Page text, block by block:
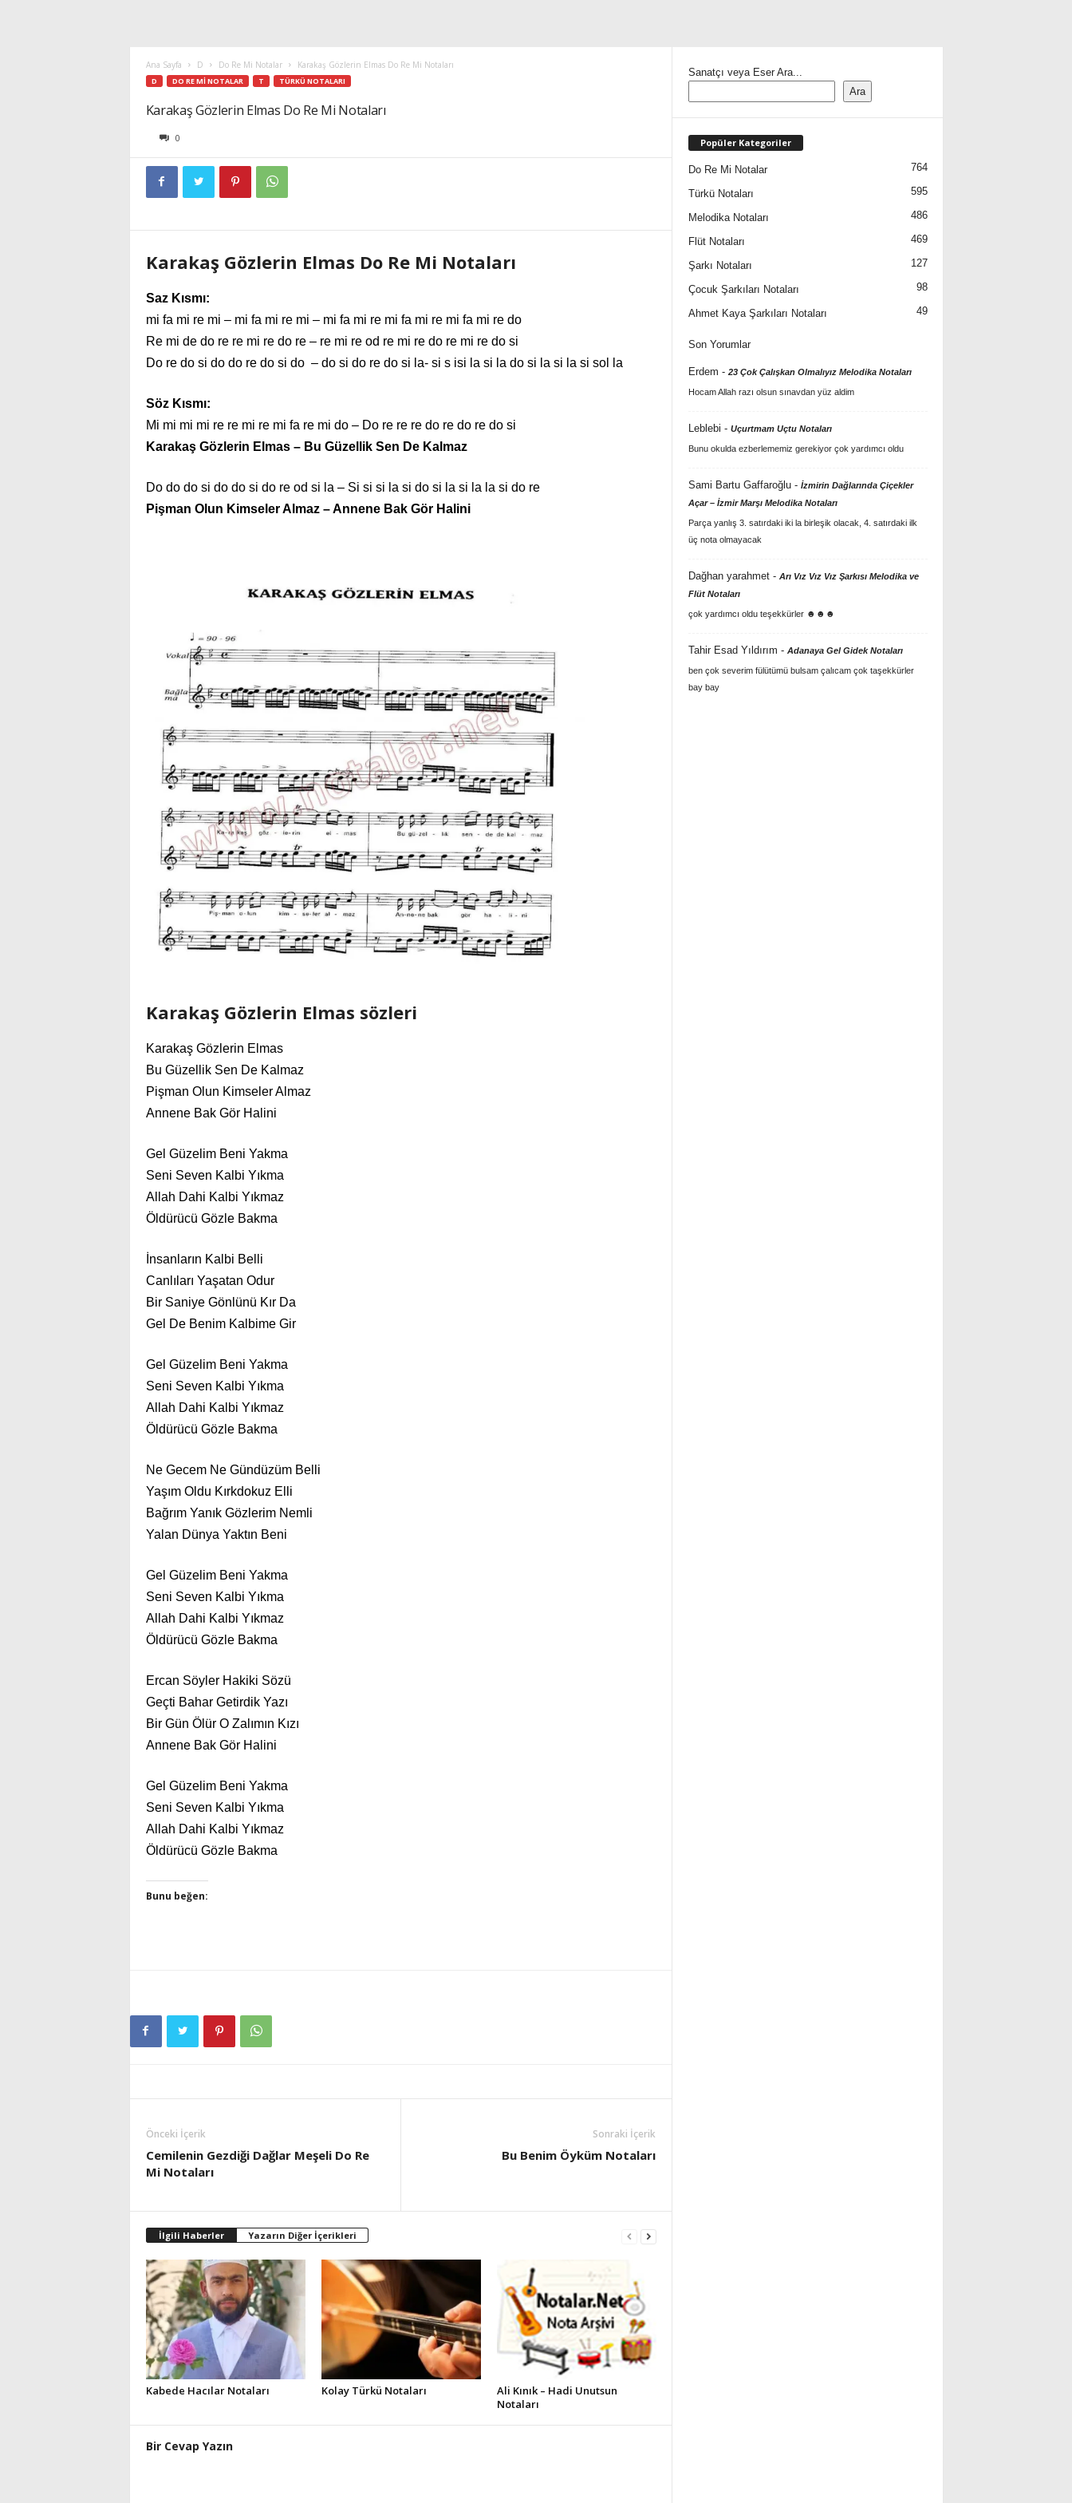
Ana Sayfa D Do Re Mi Notalar Karakaş Gözlerin Elmas Do Re Mi Notaları
D DO RE MI NOTALAR T TÜRKÜ NOTALARI
Karakaş Gözlerin Elmas Do Re Mi Notaları
0
Karakaş Gözlerin Elmas Do Re Mi Notaları
Saz Kısmı:
mi fa mi re mi – mi fa mi re mi – mi fa mi re mi fa mi re mi fa mi re do
Re mi de do re re mi re do re – re mi re od re mi re do re mi re do si
Do re do si do do re do si do – do si do re do si la- si s isi la si la do si la si la si sol la
Söz Kısmı:
Mi mi mi mi re re mi re mi fa re mi do – Do re re re do re do re do si
Karakaş Gözlerin Elmas – Bu Güzellik Sen De Kalmaz
Do do do si do do si do re od si la – Si si si la si do si la si la la si do re
Pişman Olun Kimseler Almaz – Annene Bak Gör Halini
Karakaş Gözlerin Elmas sözleri
Karakaş Gözlerin Elmas
Bu Güzellik Sen De Kalmaz
Pişman Olun Kimseler Almaz
Annene Bak Gör Halini
Gel Güzelim Beni Yakma
Seni Seven Kalbi Yıkma
Allah Dahi Kalbi Yıkmaz
Öldürücü Gözle Bakma
İnsanların Kalbi Belli
Canlıları Yaşatan Odur
Bir Saniye Gönlünü Kır Da
Gel De Benim Kalbime Gir
Gel Güzelim Beni Yakma
Seni Seven Kalbi Yıkma
Allah Dahi Kalbi Yıkmaz
Öldürücü Gözle Bakma
Ne Gecem Ne Gündüzüm Belli
Yaşım Oldu Kırkdokuz Elli
Bağrım Yanık Gözlerim Nemli
Yalan Dünya Yaktın Beni
Gel Güzelim Beni Yakma
Seni Seven Kalbi Yıkma
Allah Dahi Kalbi Yıkmaz
Öldürücü Gözle Bakma
Ercan Söyler Hakiki Sözü
Geçti Bahar Getirdik Yazı
Bir Gün Ölür O Zalımın Kızı
Annene Bak Gör Halini
Gel Güzelim Beni Yakma
Seni Seven Kalbi Yıkma
Allah Dahi Kalbi Yıkmaz
Öldürücü Gözle Bakma
Bunu beğen:
Önceki İçerik
Cemilenin Gezdiği Dağlar Meşeli Do Re
Mi Notaları
Sonraki İçerik
Bu Benim Öyküm Notaları
İlgili Haberler Yazarın Diğer İçerikleri
Kabede Hacılar Notaları Kolay Türkü Notaları
Ali Kınık – Hadi Unutsun
Notaları
Bir Cevap Yazın
Sanatçı veya Eser Ara...
Ara
Popüler Kategoriler
Do Re Mi Notalar 764
Türkü Notaları 595
Melodika Notaları 486
Flüt Notaları 469
Şarkı Notaları 127
Çocuk Şarkıları Notaları 98
Ahmet Kaya Şarkıları Notaları 49
Son Yorumlar
Erdem - 23 Çok Çalışkan Olmalıyız Melodika Notaları
Hocam Allah razı olsun sınavdan yüz aldim
Leblebi - Uçurtmam Uçtu Notaları
Bunu okulda ezberlememiz gerekiyor çok yardımcı oldu
Sami Bartu Gaffaroğlu- İzmirin Dağlarında Çiçekler
Açar – İzmir Marşı Melodika Notaları
Parça yanlış 3. satırdaki iki la birleşik olacak, 4. satırdaki ilk
üç nota olmayacak
Dağhan yarahmet- Arı Vız Vız Vız Şarkısı Melodika ve
Flüt Notaları
çok yardımcı oldu teşekkürler ☻☻☻
Tahir Esad Yıldırım - Adanaya Gel Gidek Notaları
ben çok severim fülütümü bulsam çalıcam çok taşekkürler
bay bay